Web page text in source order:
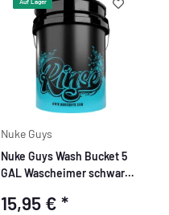
Nuke Guys
Nuke Guys Wash Bucket 5
GAL Wascheimer schwarz-
15,95 € *